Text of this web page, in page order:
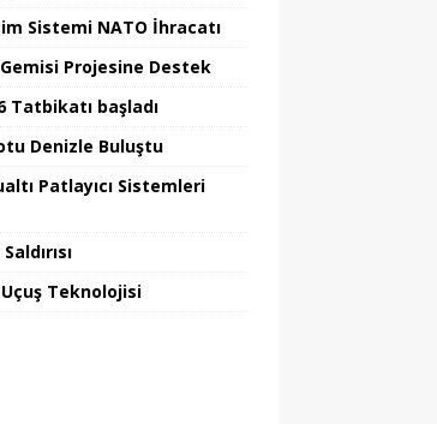
Sistemi NATO İhracatı
Projesine Destek
Tatbikatı başladı
Denizle Buluştu
Patlayıcı Sistemleri
Teknolojisi